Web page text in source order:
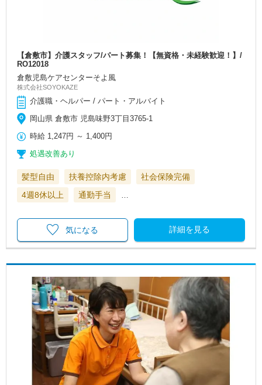
【倉敷市】介護スタッフ/パート募集！【無資格・未経験歓迎！】/
RO12018
倉敷児島ケアセンターそよ風
株式会社SOYOKAZE
介護職・ヘルパー / パート・アルバイト
岡山県 倉敷市 児島味野3丁目3765-1
時給 1,247円 ～ 1,400円
処遇改善あり
髪型自由 扶養控除内考慮
社会保険完備
4週8休以上
通勤手当 …
詳細を見る
気になる